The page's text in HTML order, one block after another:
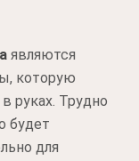
являются
которую
руках. Трудно
будет
для